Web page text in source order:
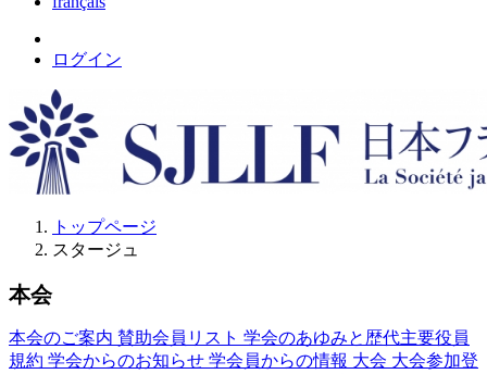
ログイン
トップページ
スタージュ
本会
本会のご案内 賛助会員リスト 学会のあゆみと歴代主要役員
規約 学会からのお知らせ 学会員からの情報 大会 大会参加登